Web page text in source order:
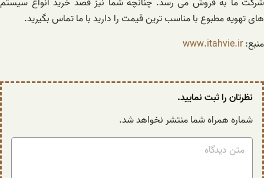
های تهویه مطبوع با مناسب ترین قیمت را دارید با ما تماس بگیرید.
منبع:www.itahvie.ir
نظرتان را ثبت نمایید.
شماره همراه شما منتشر نخواهد شد.